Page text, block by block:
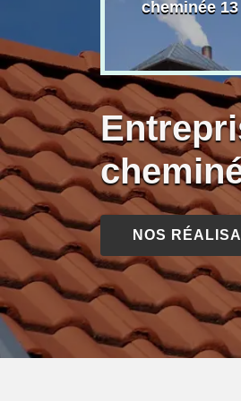
cheminée 13
NOS